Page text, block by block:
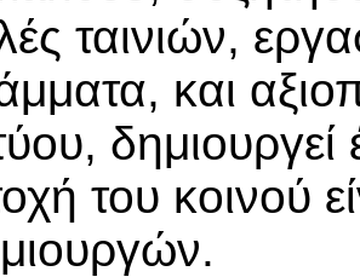
ταινιών,
και
του κοινού